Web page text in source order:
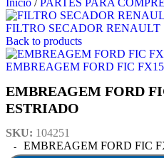
Início / PARTES PARA
FILTRO SECADOR RENAULT
Back to products
EMBREAGEM FORD FIC
EMBREAGEM FORD
ESTRIADO
SKU: 104251
EMBREAGEM FORD FIC